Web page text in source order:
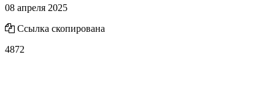
08 апреля 2025
Ссылка скопирована
4872